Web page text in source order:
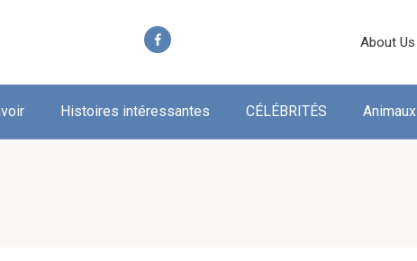
About Us
Histoires intéressantes CÉLÉBRITÉS Animaux